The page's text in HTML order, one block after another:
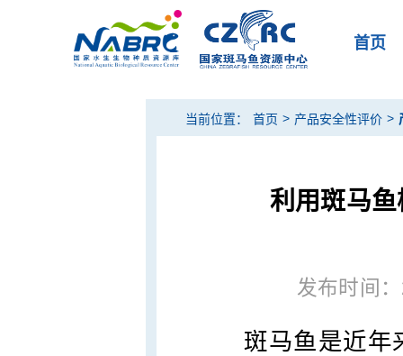
首页
当前位置： 首页 > 产品安全性评价 >
利用斑马
发布时间
斑马鱼是近年